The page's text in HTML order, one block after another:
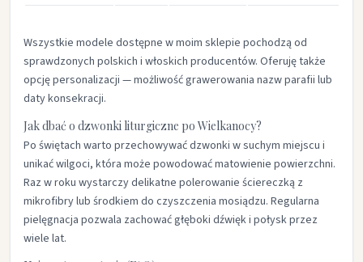
Wszystkie modele dostępne w moim sklepie pochodzą od
sprawdzonych polskich i włoskich producentów. Oferuję także
opcję personalizacji — możliwość grawerowania nazw parafii lub
daty konsekracji.
Jak dbać o dzwonki liturgiczne po Wielkanocy?
Po świętach warto przechowywać dzwonki w suchym miejscu i
unikać wilgoci, która może powodować matowienie powierzchni.
Raz w roku wystarczy delikatne polerowanie ściereczką z
mikrofibry lub środkiem do czyszczenia mosiądzu. Regularna
pielęgnacja pozwala zachować głęboki dźwięk i połysk przez
wiele lat.